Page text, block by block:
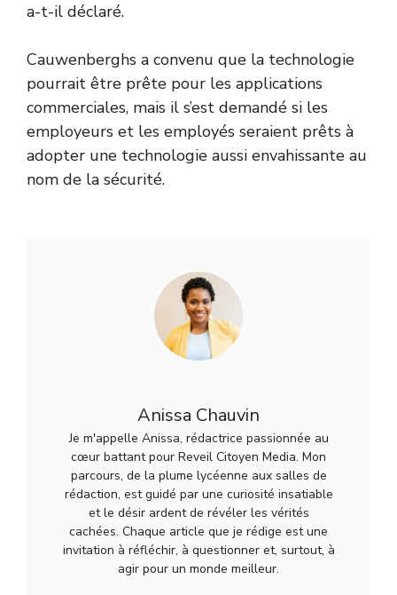
a-t-il déclaré.
Cauwenberghs a convenu que la technologie
pourrait être prête pour les applications
commerciales, mais il s’est demandé si les
employeurs et les employés seraient prêts à
adopter une technologie aussi envahissante au
nom de la sécurité.
Anissa Chauvin
Je m'appelle Anissa, rédactrice passionnée au
cœur battant pour Reveil Citoyen Media. Mon
parcours, de la plume lycéenne aux salles de
rédaction, est guidé par une curiosité insatiable
et le désir ardent de révéler les vérités
cachées. Chaque article que je rédige est une
invitation à réfléchir, à questionner et, surtout, à
agir pour un monde meilleur.